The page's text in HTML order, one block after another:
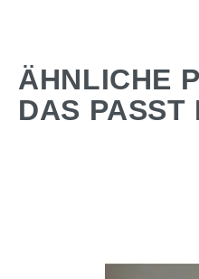
ÄHNLICHE
DAS PASST